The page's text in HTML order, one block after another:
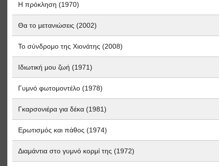
Η πρόκληση (1970)
Θα το μετανιώσεις (2002)
Το σύνδρομο της Χιονάτης (2008)
Ιδιωτική μου ζωή (1971)
Γυμνό φωτομοντέλο (1978)
Γκαρσονιέρα για δέκα (1981)
Ερωτισμός και πάθος (1974)
Διαμάντια στο γυμνό κορμί της (1972)